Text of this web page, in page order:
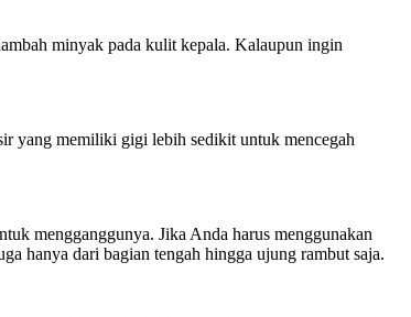
minyak pada kulit kepala. Kalaupun ingin
yang memiliki gigi lebih sedikit untuk mencegah
mengganggunya. Jika Anda harus menggunakan
hanya dari bagian tengah hingga ujung rambut saja.